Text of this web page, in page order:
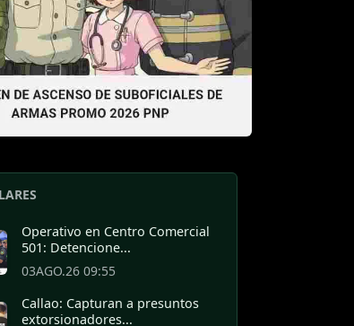
Operativo en Centro Comercial
501: Detencione...
03AGO.26 09:55
Callao: Capturan a presuntos
extorsionadores...